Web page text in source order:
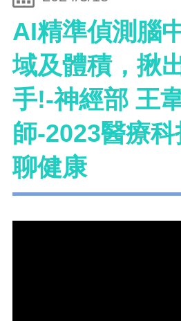
AI精準偵測腦
域及體積，揪
手!-神經部 王
師-2023醫療
聊健康